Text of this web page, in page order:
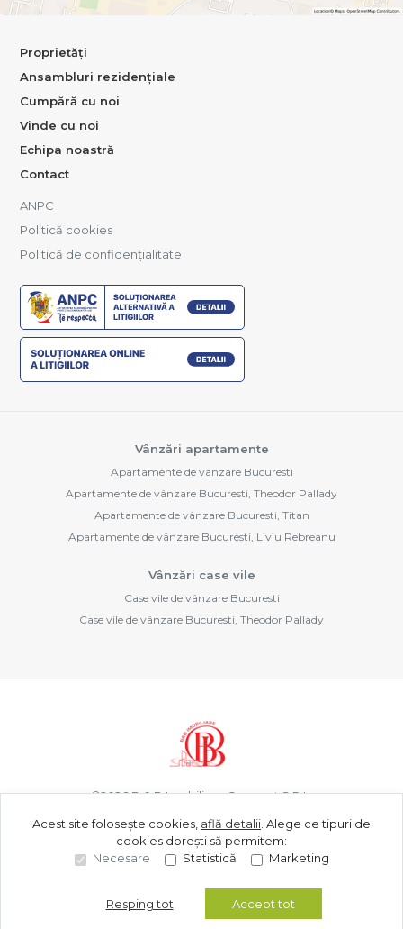
Proprietăți
Ansambluri rezidențiale
Cumpără cu noi
Vinde cu noi
Echipa noastră
Contact
ANPC
Politică cookies
Politică de confidențialitate
Vânzări apartamente
Apartamente de vânzare Bucuresti
Apartamente de vânzare Bucuresti, Theodor Pallady
Apartamente de vânzare Bucuresti, Titan
Apartamente de vânzare Bucuresti, Liviu Rebreanu
Vânzări case vile
Case vile de vânzare Bucuresti
Case vile de vânzare Bucuresti, Theodor Pallady
©2026B & B Imobiliare Concept S.R.L.
Site creat în
Acest site folosește cookies, află detalii Alege ce tipuri de
cookies dorești să permitem:
Necesare
Statistică Marketing
Resping tot Accept tot